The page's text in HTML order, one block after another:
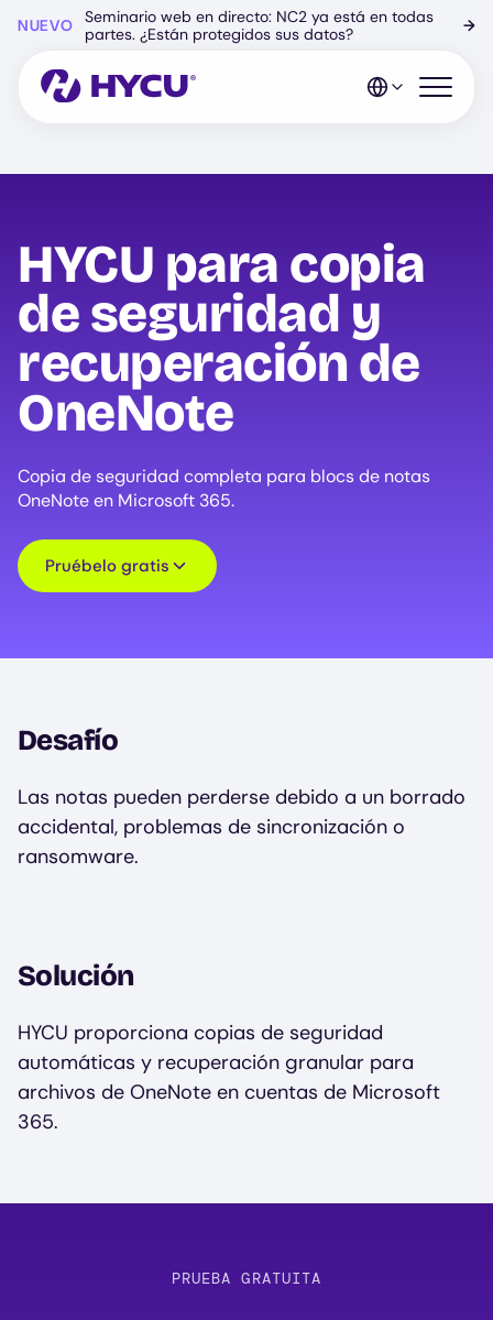
principal
NUEVO
Seminario web en directo: NC2 ya está en todas
partes. ¿Están protegidos sus datos?
→
Abrir el
HYCU para copia
de seguridad y
recuperación de
OneNote
Copia de seguridad completa para blocs de notas
OneNote en Microsoft 365.
Pruébelo gratis
Desafío
Las notas pueden perderse debido a un borrado
accidental, problemas de sincronización o
ransomware.
Solución
HYCU proporciona copias de seguridad
automáticas y recuperación granular para
archivos de OneNote en cuentas de Microsoft
365.
PRUEBA GRATUITA